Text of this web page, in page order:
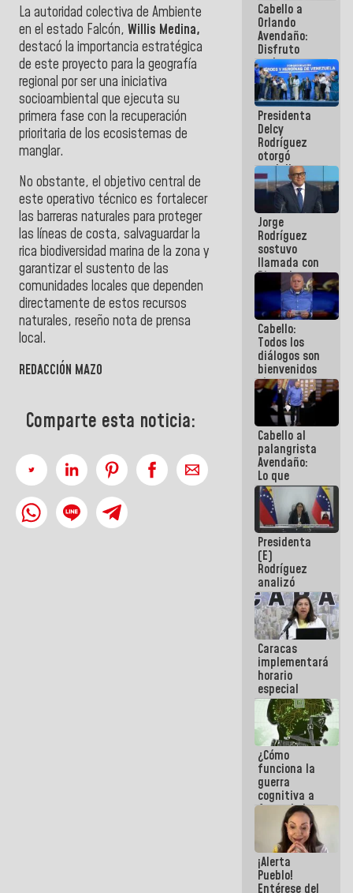
La autoridad colectiva de Ambiente
en el estado Falcón, Willis Medina,
destacó la importancia estratégica
de este proyecto para la geografía
regional por ser una iniciativa
socioambiental que ejecuta su
primera fase con la recuperación
prioritaria de los ecosistemas de
manglar.
No obstante, el objetivo central de
este operativo técnico es fortalecer
las barreras naturales para proteger
las líneas de costa, salvaguardar la
rica biodiversidad marina de la zona y
garantizar el sustento de las
comunidades locales que dependen
directamente de estos recursos
naturales, reseño nota de prensa
local.
REDACCIÓN MAZO
Comparte esta noticia:
Cabello a
Orlando
Avendaño:
Disfruto
cada vez
que escribes
porque lo
que haces
es
embarrarla
Presidenta
Delcy
Rodríguez
otorgó
medalla
"Héroe de
Venezuela"
a servidores
públicos
Jorge
Rodríguez
sostuvo
llamada con
Dinorah
Figuera y
acuerdan
primer
encuentro
presencial
para el
diálogo
Cabello:
Todos los
diálogos son
bienvenidos
siempre que
estén en el
marco de la
Constitución
de la
República
Cabello al
palangrista
Avendaño:
Lo que
vayas a
escribir
hazlo hoy
por que no
sabemos si
la semana
que viene
hay
programa
Presidenta
(E)
Rodríguez
analizó
junto a
gobernadores
planes de
recuperación
del Sistema
Eléctrico
Nacional
Caracas
implementará
horario
especial
para
adaptarse
al plan de
ahorro
energético
¿Cómo
funciona la
guerra
cognitiva a
favor de la
narrativa
hegemónica?
(1)
¡Alerta
Pueblo!
Entérese del